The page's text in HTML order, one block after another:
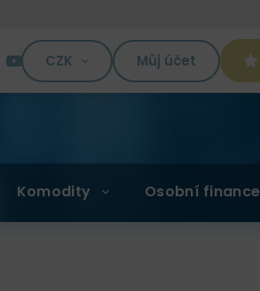
CZK Můj účet
Komodity Osobní finance